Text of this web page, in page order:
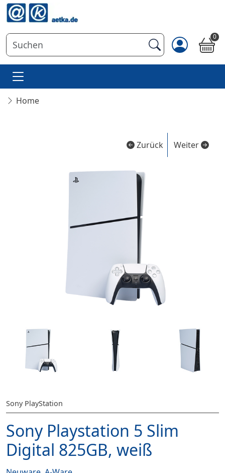
0
Home
Zurück Weiter
Sony PlayStation
Sony Playstation 5 Slim
Digital 825GB, weiß